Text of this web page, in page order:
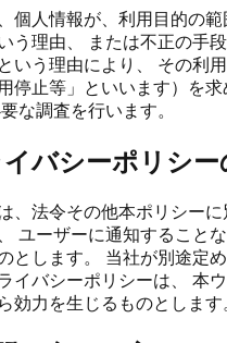
個人情報が、利用目的の範
う理由、 または不正の手
いう理由により、 その利
停止等」といいます）を
な調査を行います。
バシーポリシー
、法令その他本ポリシー
ユーザーに通知すること
とします。 当社が別途定
イバシーポリシーは、 本
効力を生じるものとします